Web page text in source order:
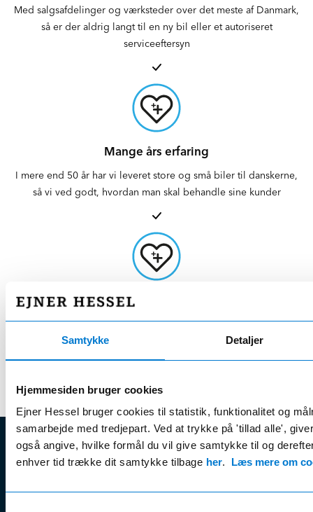
Samtykke Detaljer
Hjemmesiden bruger cookies
Ejner Hessel bruger cookies til statistik, funktionalitet og
samarbejde med tredjepart. Ved at trykke på 'tillad alle',
også angive, hvilke formål du vil give samtykke til og
enhver tid trække dit samtykke tilbage her. Læs mere om
Med salgsafdelinger og værksteder over det meste af Danmark,
så er der aldrig langt til en ny bil eller et autoriseret
serviceeftersyn
Mange års erfaring
I mere end 50 år har vi leveret store og små biler til danskerne,
så vi ved godt, hvordan man skal behandle sine kunder
Altid fabriksny bil
Når du får leveret din bil, så kommer den direkte fra fabrikken,
og vi sørger selvfølgelig for fuld klargøring
EJNER HESSEL
Ejner Hessel A/S
Bliv klogere